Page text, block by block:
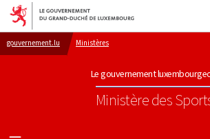
Aller au menu principal
Aller au contenu
gouvernement.lu Ministères
Le gouvernement
Ministère des